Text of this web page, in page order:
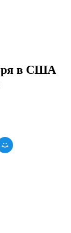
в США